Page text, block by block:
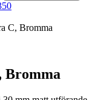
C, Bromma
Bromma